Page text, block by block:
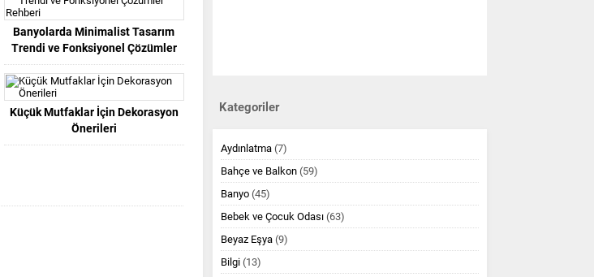
Banyolarda Minimalist Tasarım
Trendi ve Fonksiyonel Çözümler
Rehberi
Küçük Mutfaklar İçin Dekorasyon
Önerileri
Kategoriler
Aydınlatma (7)
Bahçe ve Balkon (59)
Banyo (45)
Bebek ve Çocuk Odası (63)
Beyaz Eşya (9)
Bilgi (13)